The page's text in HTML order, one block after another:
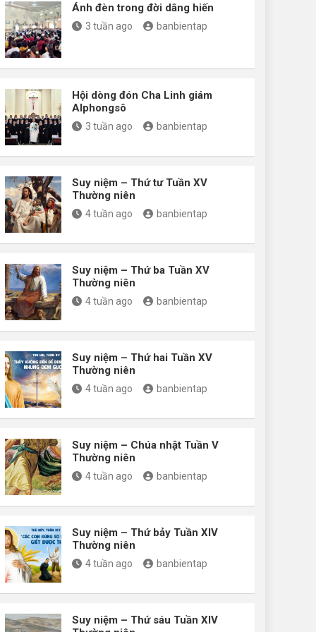
Ánh đèn trong đời dâng hiến
3 tuần ago banbientap
Hội dòng đón Cha Linh giám
Alphongsô
3 tuần ago banbientap
Suy niệm – Thứ tư Tuần XV
Thường niên
4 tuần ago banbientap
Suy niệm – Thứ ba Tuần XV
Thường niên
4 tuần ago banbientap
Suy niệm – Thứ hai Tuần XV
Thường niên
4 tuần ago banbientap
Suy niệm – Chúa nhật Tuần V
Thường niên
4 tuần ago banbientap
Suy niệm – Thứ bảy Tuần XIV
Thường niên
4 tuần ago banbientap
Suy niệm – Thứ sáu Tuần XIV